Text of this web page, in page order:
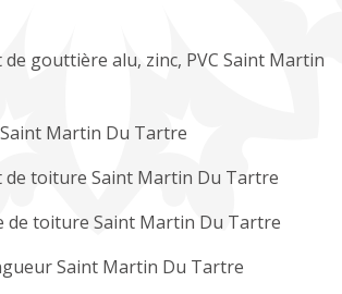
gouttière alu, zinc, PVC Saint Martin
Martin Du Tartre
de toiture Saint Martin Du Tartre
de toiture Saint Martin Du Tartre
Saint Martin Du Tartre